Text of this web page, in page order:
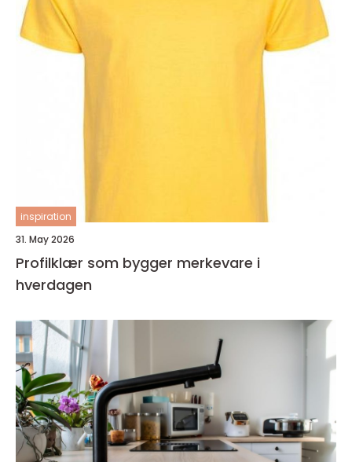
inspiration
31. May 2026
Profilklær som bygger merkevare i
hverdagen